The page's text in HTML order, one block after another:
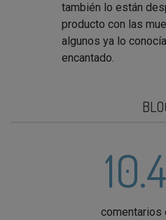
también lo están
producto con las
algunos ya lo
encantado.
comentarios